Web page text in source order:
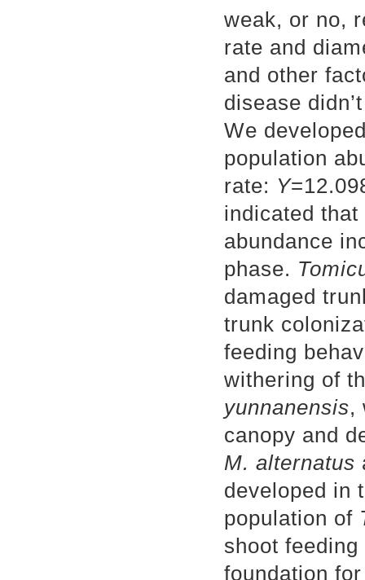
weak, or no,
rate and
and other
disease
We
population
rate: Y
indicated
abundance
phase.
damaged
trunk
feeding
withering of
yunnanensis,
canopy and
M. alternatus
developed in
population of
shoot
foundation